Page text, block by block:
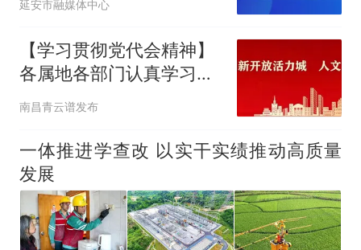
延安市融媒体中心
【学习贯彻党代会精神】
各属地各部门认真学习贯
彻区第十四次党代会精神
南昌青云谱发布
一体推进学查改 以实干实绩推动高质量
发展